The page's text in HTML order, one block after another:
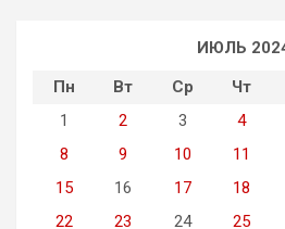
ИЮЛЬ
Пн
Вт Ср Чт
1
2 3 4
8
9 10 11
15
16 17 18
22
23 24 25